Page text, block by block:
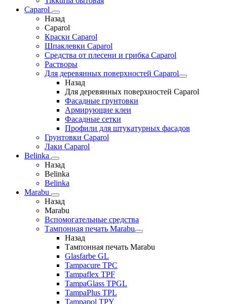
Caparol
Назад
Caparol
Краски Caparol
Шпаклевки Caparol
Средства от плесени и грибка Caparol
Растворы
Для деревянных поверхностей Caparol
Назад
Для деревянных поверхностей Caparol
Фасадные грунтовки
Армирующие клеи
Фасадные сетки
Профили для штукатурных фасадов
Грунтовки Caparol
Лаки Caparol
Belinka
Назад
Belinka
Belinka
Marabu
Назад
Marabu
Вспомогательные средства
Тампонная печать Marabu
Назад
Тампонная печать Marabu
Glasfarbe GL
Tampacure TPC
Tampaflex TPF
TampaGlass TPGL
TampaPlus TPL
Tampapol TPY